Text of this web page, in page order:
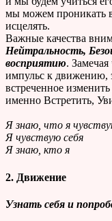
мы можем проникать
исцелять.
Важные качества
Нейтральность,
восприятию.
импульс к движению,
встреченное
именно Встретить,
Я знаю, что я
Я чувствую себя
Я знаю, кто я
2. Движение
Узнать себя и